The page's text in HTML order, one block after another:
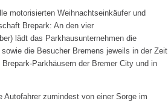
motorisierten Weihnachtseinkäufer und
Brepark: An den vier
lädt das Parkhausunternehmen die
die Besucher Bremens jeweils in der Zeit
Parkhäusern der Bremer City und in
Autofahrer zumindest von einer Sorge im